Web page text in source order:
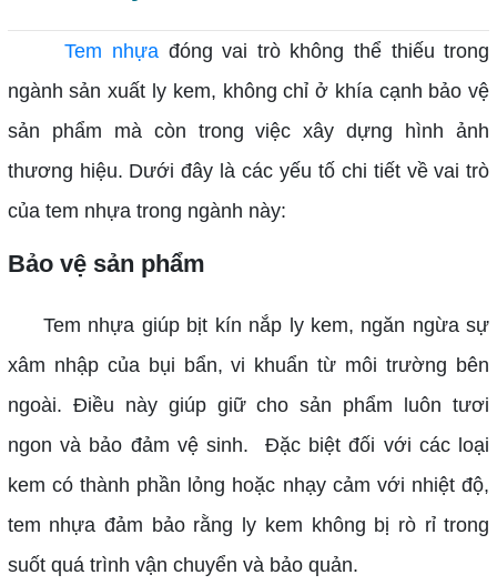
Tem nhựa đóng vai trò không thể thiếu trong
ngành sản xuất ly kem, không chỉ ở khía cạnh bảo vệ
sản phẩm mà còn trong việc xây dựng hình ảnh
thương hiệu. Dưới đây là các yếu tố chi tiết về vai trò
của tem nhựa trong ngành này:
Bảo vệ sản phẩm
Tem nhựa giúp bịt kín nắp ly kem, ngăn ngừa sự
xâm nhập của bụi bẩn, vi khuẩn từ môi trường bên
ngoài. Điều này giúp giữ cho sản phẩm luôn tươi
ngon và bảo đảm vệ sinh.
Đặc biệt đối với các loại
kem có thành phần lỏng hoặc nhạy cảm với nhiệt độ,
tem nhựa đảm bảo rằng ly kem không bị rò rỉ trong
suốt quá trình vận chuyển và bảo quản.